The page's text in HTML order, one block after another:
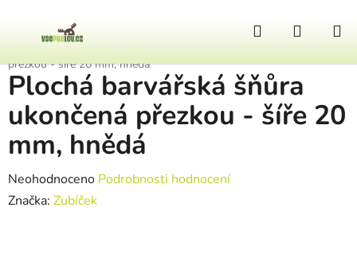
Hledat
Domů
přezkou - šíře 20 mm, hnědá
Plochá barvářská šňůra
ukončená přezkou - šíře 20
mm, hnědá
Průměrné hodnocení produktu je 0,0 z 5 hvězdiček.
Neohodnoceno Podrobnosti hodnocení
Značka: Zubíček